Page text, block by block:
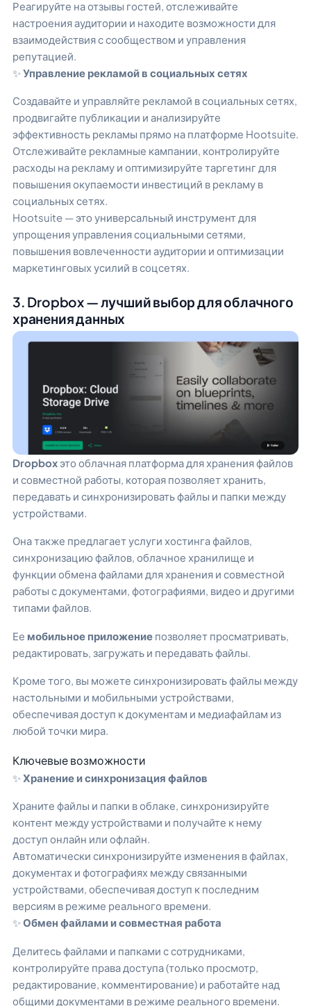
Реагируйте на отзывы гостей, отслеживайте
настроения аудитории и находите возможности для
взаимодействия с сообществом и управления
репутацией.
✨Управление рекламой в социальных сетях
Создавайте и управляйте рекламой в социальных сетях,
продвигайте публикации и анализируйте
эффективность рекламы прямо на платформе Hootsuite.
Отслеживайте рекламные кампании, контролируйте
расходы на рекламу и оптимизируйте таргетинг для
повышения окупаемости инвестиций в рекламу в
социальных сетях.
Hootsuite — это универсальный инструмент для
упрощения управления социальными сетями,
повышения вовлеченности аудитории и оптимизации
маркетинговых усилий в соцсетях.
3. Dropbox — лучший выбор для облачного
хранения данных
Dropbox это облачная платформа для хранения файлов
и совместной работы, которая позволяет хранить,
передавать и синхронизировать файлы и папки между
устройствами.
Она также предлагает услуги хостинга файлов,
синхронизацию файлов, облачное хранилище и
функции обмена файлами для хранения и совместной
работы с документами, фотографиями, видео и другими
типами файлов.
Ее мобильное приложение позволяет просматривать,
редактировать, загружать и передавать файлы.
Кроме того, вы можете синхронизировать файлы между
настольными и мобильными устройствами,
обеспечивая доступ к документам и медиафайлам из
любой точки мира.
Ключевые возможности
✨Хранение и синхронизация файлов
Храните файлы и папки в облаке, синхронизируйте
контент между устройствами и получайте к нему
доступ онлайн или офлайн.
Автоматически синхронизируйте изменения в файлах,
документах и фотографиях между связанными
устройствами, обеспечивая доступ к последним
версиям в режиме реального времени.
✨Обмен файлами и совместная работа
Делитесь файлами и папками с сотрудниками,
контролируйте права доступа (только просмотр,
редактирование, комментирование) и работайте над
общими документами в режиме реального времени.